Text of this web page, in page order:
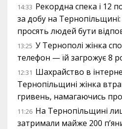
14:33 Рекордна спека і 12
за добу на
просять людей бути
13:25 У Тернополі жінка
телефон — їй загрожує 8
12:31 Шахрайство в
Тернопільщині жінка
гривень, намагаючись
11:26 На Тернопільщині
затримали майже 200